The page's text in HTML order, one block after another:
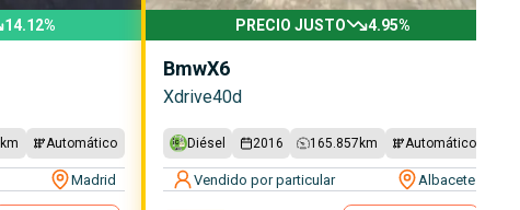
14.12%
km Automático
Madrid
PRECIO JUSTO 4.95%
BmwX6
Xdrive40d
Diésel 2016 165.857 km Automático
Vendido por particular Albacete